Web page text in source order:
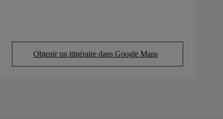
Obtenir un itinéraire dans Google Maps
(Opens in new tab)